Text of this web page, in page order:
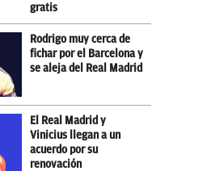
gratis
Rodrigo muy cerca de
fichar por el Barcelona y
se aleja del Real Madrid
El Real Madrid y
Vinicius llegan a un
acuerdo por su
renovación